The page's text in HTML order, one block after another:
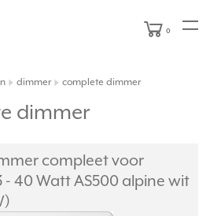
0
dimmer complete dimmer
dimmer
compleet voor
40 Watt AS500 alpine wit